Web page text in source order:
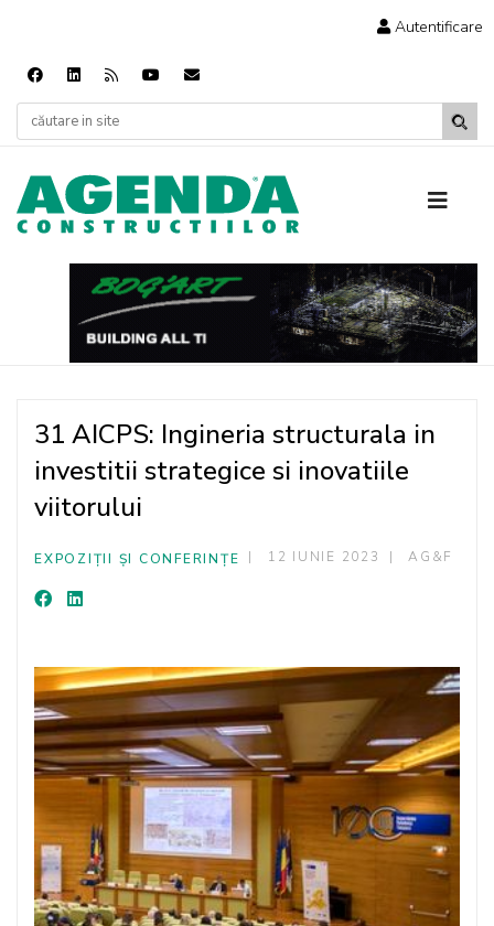
Autentificare
31 AICPS: Ingineria structurala in
investitii strategice si inovatiile
viitorului
EXPOZIȚII ȘI CONFERINȚE 12 IUNIE 2023 AG&F